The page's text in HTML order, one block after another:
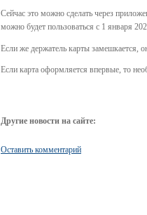
Сейчас это можно сделать через
можно будет пользоваться с 1 января
Если же держатель карты замешкается,
Если карта оформляется впервые, то
Другие новости на сайте:
Оставить комментарий